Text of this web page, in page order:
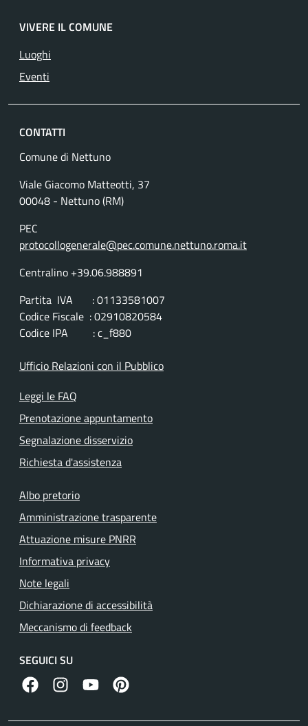
VIVERE IL COMUNE
Luoghi
Eventi
CONTATTI
Comune di Nettuno
Viale Giacomo Matteotti, 37
00048 - Nettuno (RM)
PEC
protocollogenerale@pec.comune.nettuno.roma.it
Centralino +39.06.988891
Partita IVA : 01133581007
Codice Fiscale : 02910820584
Codice IPA : c_f880
Ufficio Relazioni con il Pubblico
Leggi le FAQ
Prenotazione appuntamento
Segnalazione disservizio
Richiesta d'assistenza
Albo pretorio
Amministrazione trasparente
Attuazione misure PNRR
Informativa privacy
Note legali
Dichiarazione di accessibilità
Meccanismo di feedback
SEGUICI SU
facebook instagramcanale youtube
pinterest